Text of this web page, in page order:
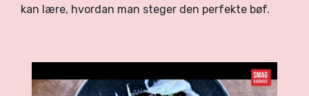
kan lære, hvordan man steger den perfekte bøf.